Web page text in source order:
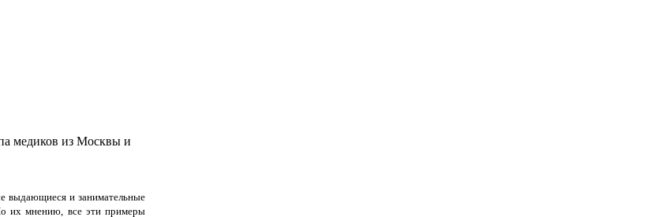
медиков из Москвы и
выдающиеся и занимательные
их мнению, все эти примеры